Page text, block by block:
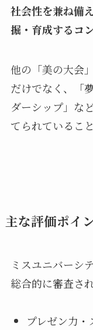
社会性を兼ね備
掘・育成するコ
他の「美の大会
だけでなく、「
ダーシップ」な
てられていること
主な評価ポイ
ミスユニバーシ
総合的に審査され
プレゼン力・